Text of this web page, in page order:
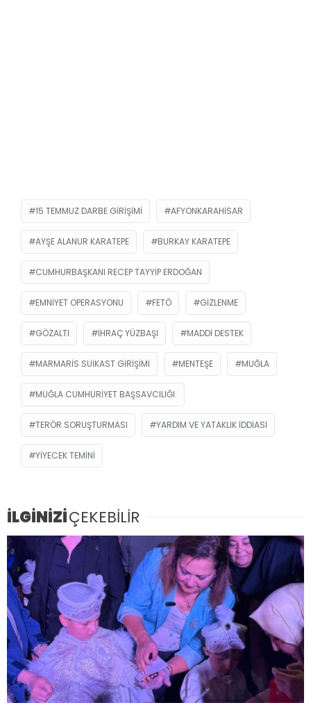
15 TEMMUZ DARBE GIRIŞIMI AFYONKARAHISAR
AYŞE ALANUR KARATEPE BURKAY KARATEPE
CUMHURBAŞKANI RECEP TAYYIP ERDOĞAN
EMNIYET OPERASYONU FETÖ GIZLENME
GÖZALTI IHRAÇ YÜZBAŞI MADDI DESTEK
MARMARIS SUIKAST GIRIŞIMI MENTEŞE MUĞLA
MUĞLA CUMHURIYET BAŞSAVCILIĞI.
TERÖR SORUŞTURMASI YARDIM VE YATAKLIK IDDIASI
YIYECEK TEMINI
İLGİNİZİÇEKEBİLİR